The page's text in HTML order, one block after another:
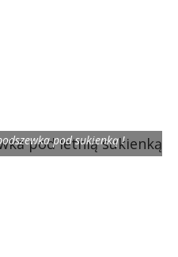
pod sukienką !